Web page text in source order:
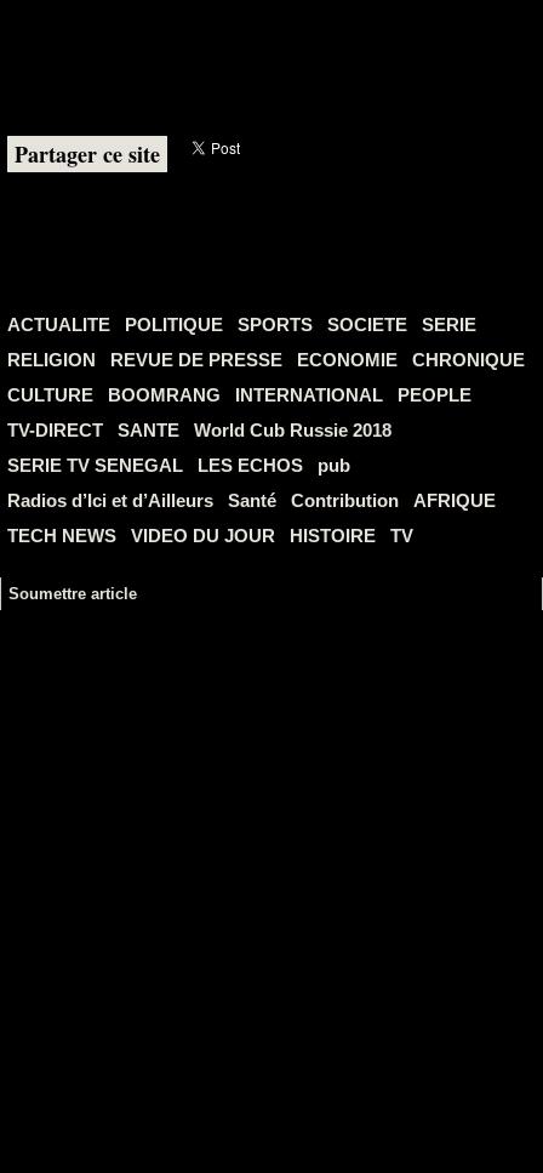
Partager ce site
ACTUALITE POLITIQUE SPORTS SOCIETE
SERIE
RELIGION
REVUE DE PRESSE ECONOMIE
CHRONIQUE
CULTURE
BOOMRANG INTERNATIONAL
PEOPLE
TV-DIRECT
SANTE
World Cub Russie 2018
SERIE TV SENEGAL
LES ECHOS
pub
Radios d’Ici et d’Ailleurs
Santé Contribution
AFRIQUE
TECH NEWS
VIDEO DU JOUR HISTOIRE TV
Soumettre article